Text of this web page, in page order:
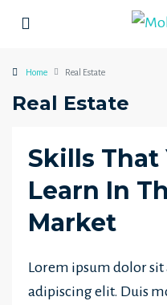
Home Real Estate
Real Estate
Skills That
Learn In
Market
Lorem ipsum dolor
adipiscing elit. Duis